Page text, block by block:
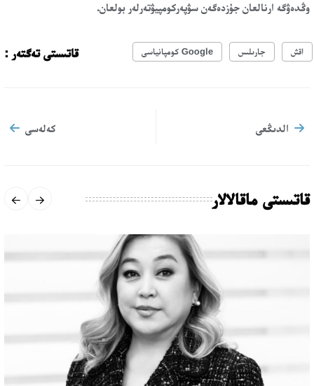
وڭدەۋگە ارنالعان جۇزدەگەن سۋپەركومپيۋتەرلەر بولعان.
قاتىستى تەگتەر : اقش جارىلىس Google كومپانياسى
الدىڭعى كەلەسى
قاتىستى ماقالالار